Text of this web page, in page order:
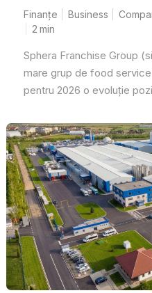
Finanțe Business
2 min
Sphera Franchise Group
mare grup de food
pentru 2026 o evoluție